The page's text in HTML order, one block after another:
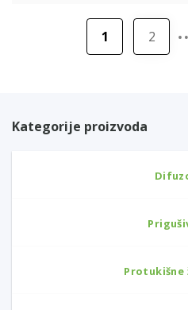
1 2
Kategorije proizvoda
Protukišne